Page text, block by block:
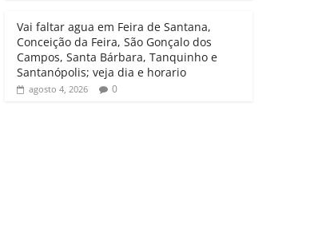
Vai faltar agua em Feira de Santana,
Conceição da Feira, São Gonçalo dos
Campos, Santa Bárbara, Tanquinho e
Santanópolis; veja dia e horario
agosto 4, 2026 0